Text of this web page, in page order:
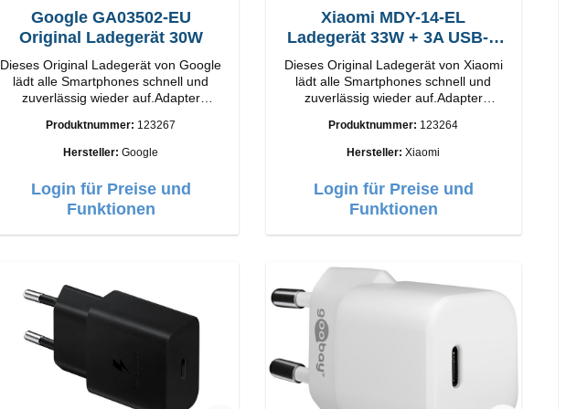
Google GA03502-EU
Original Ladegerät 30W
Dieses Original Ladegerät von Google
lädt alle Smartphones schnell und
zuverlässig wieder auf.Adapter
Verarbeitung Anschlüsse: USB-C
Output: 30W Farbe: Weiss
Produktnummer: 123267
Hersteller:Google
Login für Preise und
Funktionen
Xiaomi MDY-14-EL
Ladegerät 33W + 3A USB-C
Kabel
Dieses Original Ladegerät von Xiaomi
lädt alle Smartphones schnell und
zuverlässig wieder auf.Adapter
Verarbeitung Anschlüsse: USB-A
Output: 33W Farbe: Weiss 3A Kabel
Weiss
Produktnummer: 123264
Hersteller:Xiaomi
Login für Preise und
Funktionen